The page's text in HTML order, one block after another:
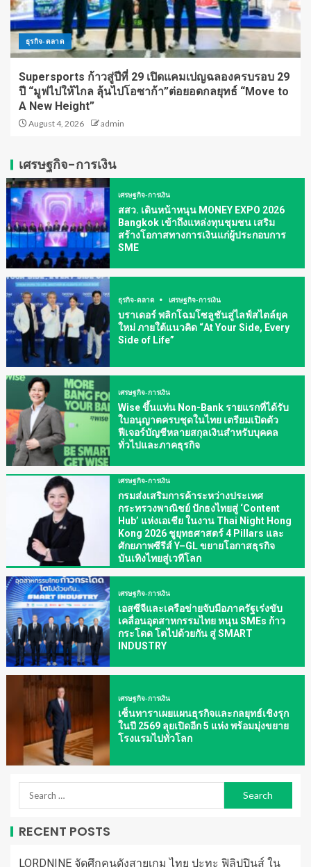
ธุรกิจ-ตลาด
Supersports ก้าวสู่ปีที่ 29 เปิดแคมเปญฉลองครบรอบ 29
ปี “มูฟไปให้ไกล ลุ้นไปโอซาก้า”ต่อยอดกลยุทธ์ “Move to
A New Height”
August 4, 2026 admin
เศรษฐกิจ-การเงิน
เศรษฐกิจ-การเงิน
สสว. เดินหน้าหนุน MONEY EXPO 2026
Bangkok เข้าถึงแหล่งทุนชุมชน เสริม
สร้างโอกาสทางการเงินแก่ผู้ประกอบการ
SME
ธุรกิจ-ตลาด เศรษฐกิจ-การเงิน
บราเดอร์ พลิกโฉมโซลูชันสู่ไลฟ์สไตล์ยุค
ใหม่ ภายใต้แนวคิด “At Your Side, Every
Side of Life”
เศรษฐกิจ-การเงิน
Wise ขึ้นแท่น Non-Bank รายแรกที่ได้รับ
ใบอนุญาตครบชุดในไทย เตรียมเปิดตัว
ฟีเจอร์บัญชีหลายสกุลเงินสำหรับบุคคล
ทั่วไปและภาคธุรกิจ
เศรษฐกิจ-การเงิน
กรมส่งเสริมการค้าระหว่างประเทศ
กระทรวงพาณิชย์ ปักธงไทยสู่ ‘Content
Hub’ แห่งเอเชีย ในงาน Thai Night Hong
Kong 2026 ชูยุทธศาสตร์ 4 Pillars และ
ศักยภาพซีรีส์ Y–GL ขยายโอกาสธุรกิจ
บันเทิงไทยสู่เวทีโลก
เศรษฐกิจ-การเงิน
เอสซีจีและเครือข่ายจับมือภาครัฐเร่งขับ
เคลื่อนอุตสาหกรรมไทย หนุน SMEs ก้าว
กระโดด โตไปด้วยกัน สู่ SMART
INDUSTRY
เศรษฐกิจ-การเงิน
เซ็นทาราเผยแผนธุรกิจและกลยุทธ์เชิงรุก
ในปี 2569 ลุยเปิดอีก 5 แห่ง พร้อมมุ่งขยาย
โรงแรมไปทั่วโลก
RECENT POSTS
LORDNINE จัดศึกคนดังสายเกม ไทย ปะทะ ฟิลิปปินส์ ใน